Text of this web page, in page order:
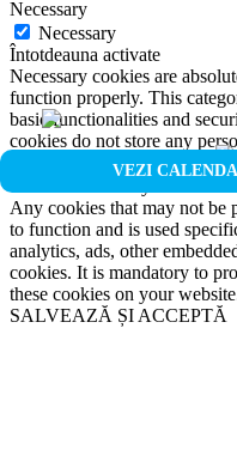
VEZI
Necessary
Necessary
Întotdeauna activate
Necessary cookies are
function properly. This
basic functionalities and
cookies do not store any
Non-necessary
Any cookies that may not be
to function and is used
analytics, ads, other
cookies. It is mandatory to
these cookies on your
SALVEAZĂ ȘI ACCEPTĂ